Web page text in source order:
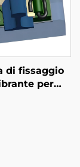
di fissaggio
per